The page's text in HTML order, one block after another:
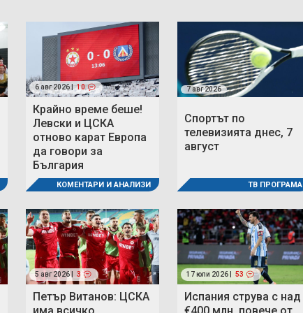
6 авг 2026 | 10
Крайно време беше!
Левски и ЦСКА
отново карат Европа
да говори за
България
КОМЕНТАРИ И АНАЛИЗИ
7 авг 2026
Спортът по
телевизията днес, 7
август
ТВ ПРОГРАМА
5 авг 2026 | 3
Петър Витанов: ЦСКА
17 юли 2026 | 53
Испания струва с над